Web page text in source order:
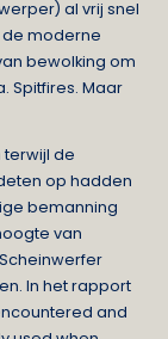
al vrij snel
moderne
bewolking om
Spitfires. Maar
terwijl de
op hadden
bemanning
van
In het rapport
and